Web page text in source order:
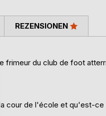
frimeur du club de foot
cour de l'école et qu'est-ce
REZENSIONEN